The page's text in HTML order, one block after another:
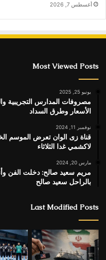
أغسطس 7, 2026
Most Viewed Posts
يونيو 25, 2025
الأسعار وطرق السداد
نوفمبر 11, 2024
قناة زى الوان تعرض الموسم
لاكشمي غدا الثلاثاء
مارس 20, 2024
بالراحل سعيد صالح
Last Modified Posts